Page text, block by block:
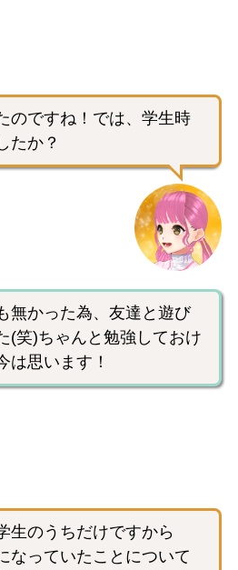
のですね！では、学生時
たか？
無かった為、友達と遊び
(笑)ちゃんと勉強しておけ
は思います！
生のうちだけですから
なっていたことについて